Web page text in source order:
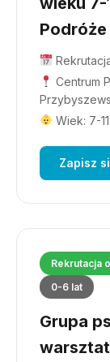
Centrum
Wiek: 7-
Zapisz
Rekrutacja
0-6 lat
Grupa